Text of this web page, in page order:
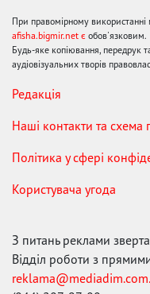
При правомірному використанні
afisha.bigmir.net є обов'язковим.
Будь-яке копіювання, передрук
аудіовізуальних творів
Редакція
Наші контакти та схема
Політика у сфері
Користувача угода
З питань реклами
Відділ роботи з